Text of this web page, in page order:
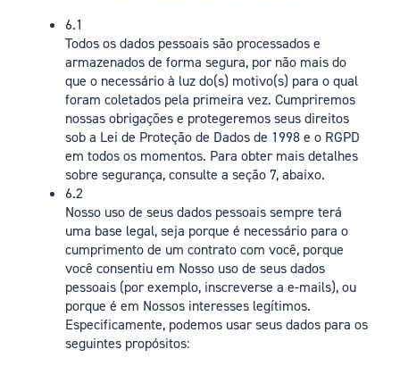
6.1
Todos os dados pessoais são processados e
armazenados de forma segura, por não mais do
que o necessário à luz do(s) motivo(s) para o qual
foram coletados pela primeira vez. Cumpriremos
nossas obrigações e protegeremos seus direitos
sob a Lei de Proteção de Dados de 1998 e o RGPD
em todos os momentos. Para obter mais detalhes
sobre segurança, consulte a seção 7, abaixo.
6.2
Nosso uso de seus dados pessoais sempre terá
uma base legal, seja porque é necessário para o
cumprimento de um contrato com você, porque
você consentiu em Nosso uso de seus dados
pessoais (por exemplo, inscreverse a e-mails), ou
porque é em Nossos interesses legítimos.
Especificamente, podemos usar seus dados para os
seguintes propósitos: